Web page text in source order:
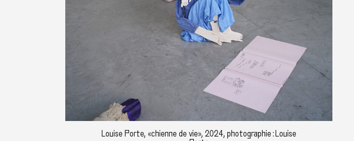
Louise Porte, «chienne de vie», 2024, photographie : Louise